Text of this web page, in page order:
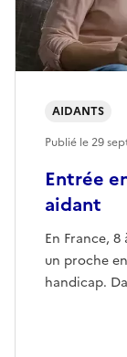
Entrée
aidant
En France,
un proche
handicap.
AIDANTS
Publié le29